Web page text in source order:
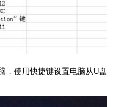
，使用快捷键设置电脑从U盘